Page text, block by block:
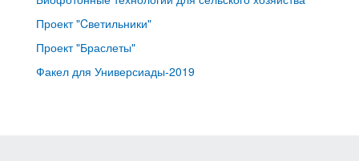
Проект "Cветильники"
Проект "Браслеты"
Факел для Универсиады-2019